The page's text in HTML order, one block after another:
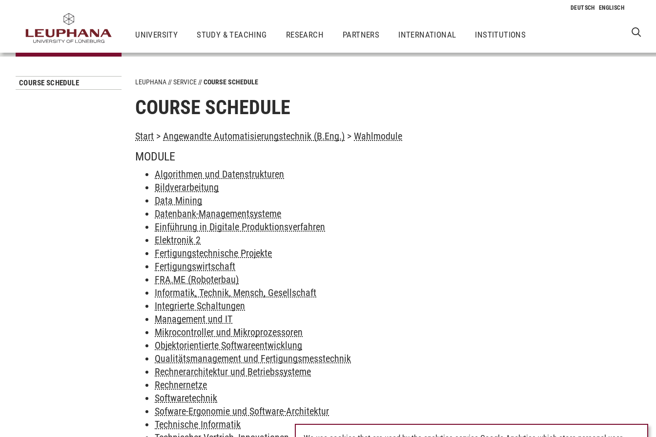
UNIVERSITY STUDY & TEACHING RESEARCH PARTNERS INTERNATIONAL INSTITUTIONS
COURSE SCHEDULE LEUPHANA SERVICE COURSE SCHEDULE
COURSE SCHEDULE
Start >Angewandte Automatisierungstechnik (B.Eng.) >Wahlmodule
MODULE
Algorithmen und Datenstrukturen
Bildverarbeitung
Data Mining
Datenbank-Managementsysteme
Einführung in Digitale Produktionsverfahren
Elektronik 2
Fertigungstechnische Projekte
Fertigungswirtschaft
FRA.ME (Roboterbau)
Informatik, Technik, Mensch, Gesellschaft
Integrierte Schaltungen
Management und IT
Mikrocontroller und Mikroprozessoren
Objektorientierte Softwareentwicklung
Qualitätsmanagement und Fertigungsmesstechnik
Rechnerarchitektur und Betriebssysteme
Rechnernetze
Softwaretechnik
Sofware-Ergonomie und Software-Architektur
Technische Informatik